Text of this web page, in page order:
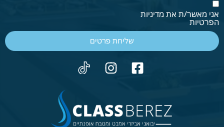
אני מאשר/ת את מדיניות
הפרטיות
שליחת פרטים